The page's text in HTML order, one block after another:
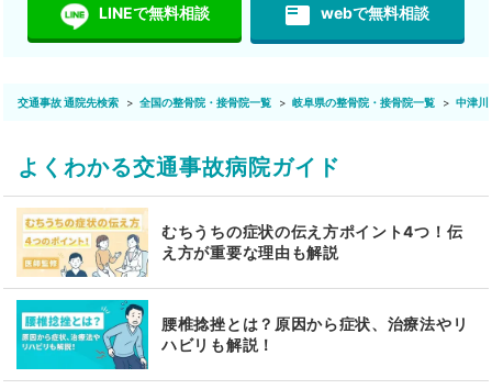
LINEで無料相談 featured_play_list webで無料相談
交通事故 通院先検索 全国の整骨院・接骨院一覧 岐阜県の整骨院・接骨院一覧 中津川
よくわかる交通事故病院ガイド
むちうちの症状の伝え方ポイント4つ！伝
え方が重要な理由も解説
腰椎捻挫とは？原因から症状、治療法やリ
ハビリも解説！